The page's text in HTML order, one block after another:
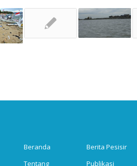
Beranda
Tentang
Berita Pesisir
Publikasi